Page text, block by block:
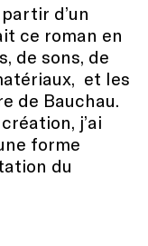
d’un
ce roman en
de sons, de
et les
de Bauchau.
j’ai
forme
du